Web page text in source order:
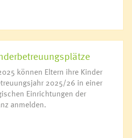
können Eltern ihre Kinder
2025/26 in einer
Einrichtungen der
anmelden.